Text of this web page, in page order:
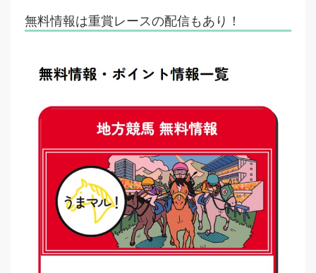
無料情報は重賞レースの配信もあり！